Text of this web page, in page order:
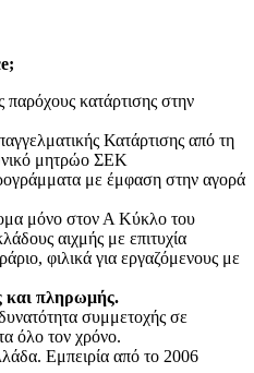
κατάρτισης στην
Κατάρτισης από τη
μητρώο ΣΕΚ
με έμφαση στην αγορά
μόνο στον Α Κύκλο του
αιχμής με επιτυχία
φιλικά για εργαζόμενους με
και πληρωμής.
συμμετοχής σε
όλο τον χρόνο.
Εμπειρία από το 2006